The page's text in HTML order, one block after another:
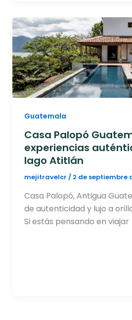
Guatemala
Casa Palopó
experiencias
lago Atitlán
mejitravelcr/ 2 de septiembre
Casa Palopó, Antigua
de autenticidad y lujo a
Si estás pensando en viajar